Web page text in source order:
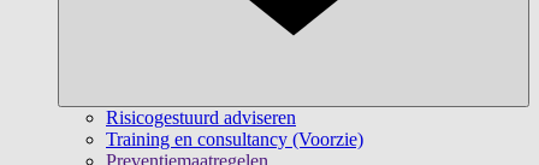
Risicogestuurd adviseren
Training en consultancy (Voorzie)
Preventiemaatregelen